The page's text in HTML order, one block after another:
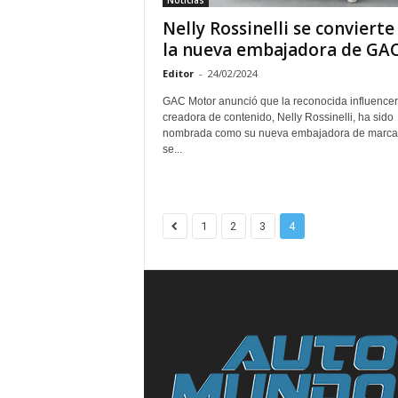
Nelly Rossinelli se convierte
la nueva embajadora de
Editor - 24/02/2024
GAC Motor anunció que la reconocida
creadora de contenido, Nelly Rossinelli, ha sido
nombrada como su nueva embajadora de
se...
1 2 3 4